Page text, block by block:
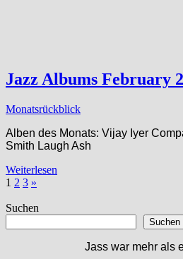
Jazz Albums February
Monatsrückblick
Alben des Monats: Vijay Iyer
Smith Laugh Ash
Weiterlesen
Seitennummerierung
der
1 2 3 Nächste
»
Suchen
Suchen
Jass war mehr als